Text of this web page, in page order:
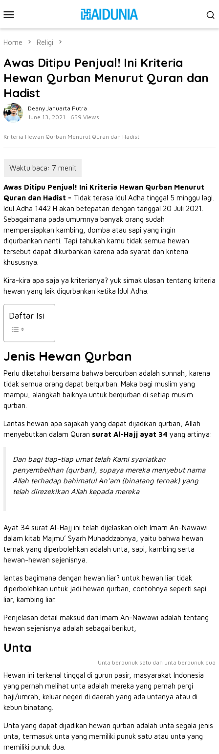
to
Menu
Home Religi
Awas Ditipu Penjual! Ini Kriteria
Hewan Qurban Menurut Quran dan
Hadist
Deany Januarta Putra
June 13, 2021
659 Views
Kriteria Hewan Qurban Menurut Quran dan Hadist
Awas Ditipu Penjual! Ini Kriteria Hewan Qurban Menurut
Quran dan Hadist - Tidak terasa Idul Adha tinggal 5 minggu lagi.
Idul Adha 1442 H akan betepatan dengan tanggal 20 Juli 2021.
Sebagaimana pada umumnya banyak orang sudah
mempersiapkan kambing, domba atau sapi yang ingin
diqurbankan nanti. Tapi tahukah kamu tidak semua hewan
tersebut dapat dikurbankan karena ada syarat dan kriteria
khususnya.
Kira-kira apa saja ya kriterianya? yuk simak ulasan tentang kriteria
hewan yang laik diqurbankan ketika Idul Adha.
Daftar Isi
Jenis Hewan Qurban
Perlu diketahui bersama bahwa berqurban adalah sunnah, karena
tidak semua orang dapat berqurban. Maka bagi muslim yang
mampu, alangkah baiknya untuk berqurban di setiap musim
qurban.
Lantas hewan apa sajakah yang dapat dijadikan qurban, Allah
menyebutkan dalam Quran surat Al-Hajj ayat 34 yang artinya:
Dan bagi tiap-tiap umat telah Kami syariatkan
penyembelihan (qurban), supaya mereka menyebut nama
Allah terhadap bahimatul An’am (binatang ternak) yang
telah direzekikan Allah kepada mereka
Ayat 34 surat Al-Hajj ini telah dijelaskan oleh Imam An-Nawawi
dalam kitab Majmu’ Syarh Muhaddzabnya, yaitu bahwa hewan
ternak yang diperbolehkan adalah unta, sapi, kambing serta
hewan-hewan sejenisnya.
lantas bagimana dengan hewan liar? untuk hewan liar tidak
diperbolehkan untuk jadi hewan qurban, contohnya seperti sapi
liar, kambing liar.
Penjelasan detail maksud dari Imam An-Nawawi adalah tentang
hewan sejenisnya adalah sebagai berikut,
Unta
Unta berpunuk satu dan unta berpunuk dua
Hewan ini terkenal tinggal di gurun pasir, masyarakat Indonesia
yang pernah melihat unta adalah mereka yang pernah pergi
haji/umrah, keluar negeri di daerah yang ada untanya atau di
kebun binatang.
Unta yang dapat dijadikan hewan qurban adalah unta segala jenis
unta, termasuk unta yang memiliki punuk satu atau unta yang
memiliki punuk dua.